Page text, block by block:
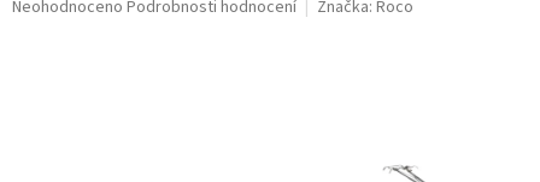
Průměrné
Neohodnoceno Podrobnosti hodnocení Značka: Roco